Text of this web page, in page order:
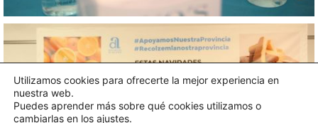
Utilizamos cookies para ofrecerte la mejor experiencia en
nuestra web.
Puedes aprender más sobre qué cookies utilizamos o
cambiarlas en los ajustes.